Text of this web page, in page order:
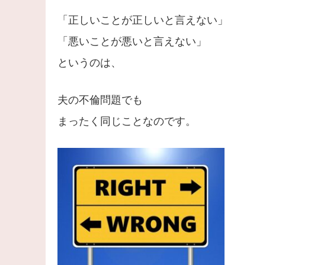
「正しいことが正しいと言えない」
「悪いことが悪いと言えない」
というのは、
夫の不倫問題でも
まったく同じことなのです。